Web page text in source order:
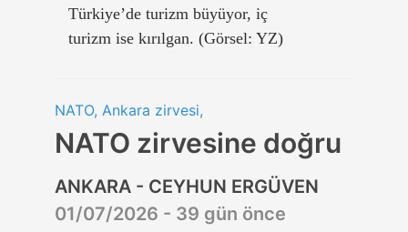
Türkiye’de turizm büyüyor, iç
turizm ise kırılgan. (Görsel: YZ)
NATO, Ankara zirvesi,
NATO zirvesine doğru
ANKARA - CEYHUN ERGÜVEN
01/07/2026 - 39 gün önce